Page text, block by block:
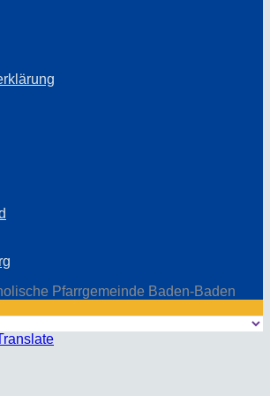
Pfarrgemeinde Baden-Baden